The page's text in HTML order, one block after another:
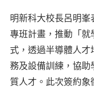
明新科大校長呂明
專班計畫，推動「
式，透過半導體人
務及設備訓練，協
質人才。此次簽約